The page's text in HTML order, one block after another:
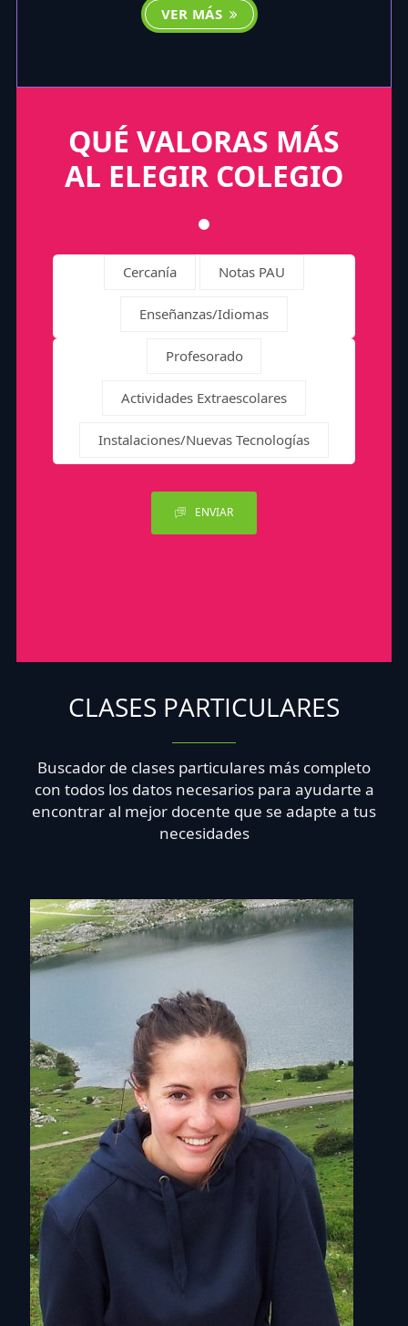
VER MÁS
QUÉ VALORAS MÁS
AL ELEGIR COLEGIO
Cercanía Notas PAU
Enseñanzas/Idiomas
Profesorado
Actividades Extraescolares
Instalaciones/Nuevas Tecnologías
ENVIAR
CLASES PARTICULARES
Buscador de clases particulares más completo
con todos los datos necesarios para ayudarte a
encontrar al mejor docente que se adapte a tus
necesidades